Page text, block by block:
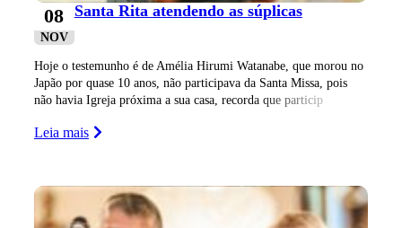
08
NOV
Santa Rita atendendo as súplicas
Hoje o testemunho é de Amélia Hirumi Watanabe, que morou no
Japão por quase 10 anos, não participava da Santa Missa, pois
não havia Igreja próxima a sua casa, recorda que particip
Leia mais